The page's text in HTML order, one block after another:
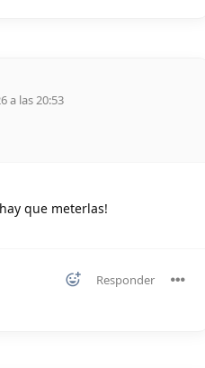
a las 20:53
que meterlas!
Responder